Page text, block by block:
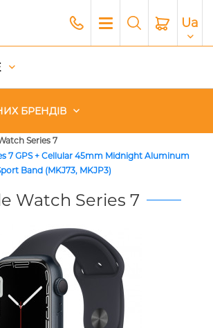
Ua
БРЕНДІВ
станції
Apple
Series 7
7 GPS + Cellular 45mm Midnight Aluminum
Band (MKJ73, MKJP3)
Watch Series 7